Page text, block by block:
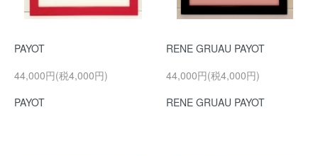
PAYOT
44,000円(税4,000円)
PAYOT
RENE GRUAU PAYOT
44,000円(税4,000円)
RENE GRUAU PAYOT